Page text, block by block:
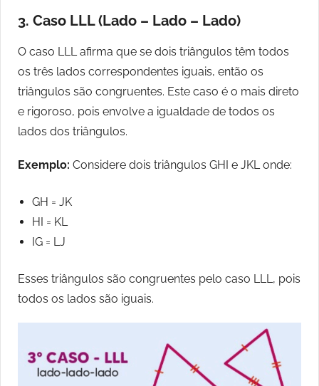
3. Caso LLL (Lado – Lado – Lado)
O caso LLL afirma que se dois triângulos têm todos
os três lados correspondentes iguais, então os
triângulos são congruentes. Este caso é o mais direto
e rigoroso, pois envolve a igualdade de todos os
lados dos triângulos.
Exemplo: Considere dois triângulos GHI e JKL onde:
GH = JK
HI = KL
IG = LJ
Esses triângulos são congruentes pelo caso LLL, pois
todos os lados são iguais.